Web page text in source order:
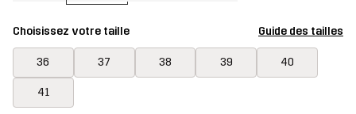
Choisissez votre taille Guide des tailles
36 37 38 39 40
41